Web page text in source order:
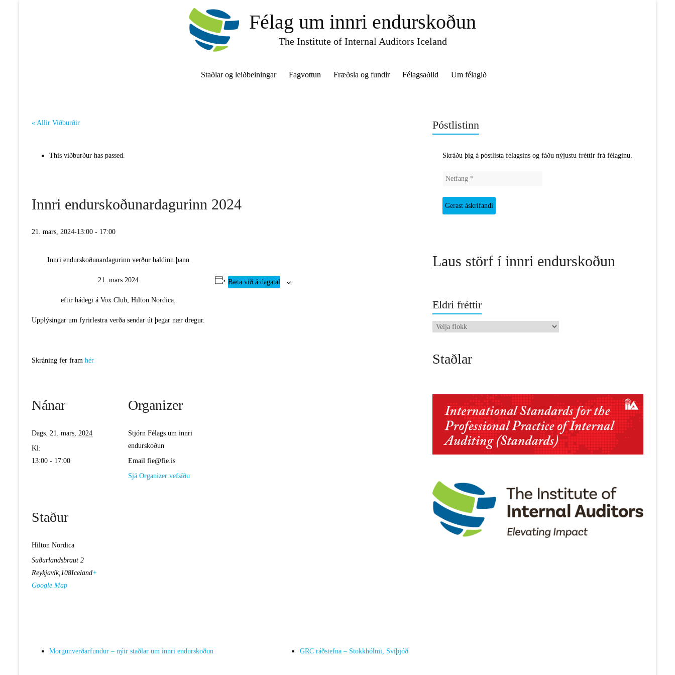
Félag um innri endurskoðun
The Institute of Internal Auditors Iceland
Staðlar og leiðbeiningar Fagvottun Fræðsla og fundir Félagsaðild Um félagið
« Allir Viðburðir
This viðburður has passed.
Innri endurskoðunardagurinn 2024
21. mars, 2024-13:00 - 17:00
Innri endurskoðunardagurinn verður haldinn þann
21. mars 2024
eftir hádegi á Vox Club, Hilton Nordica.
Upplýsingar um fyrirlestra verða sendar út þegar nær dregur.
Skráning fer fram hér
Bæta við á dagatal
Nánar
Dags. 21. mars, 2024
Kl:
13:00 - 17:00
Organizer
Stjórn Félags um innri
endurskoðun
Email fie@fie.is
Sjá Organizer vefsíðu
Staður
Hilton Nordica
Suðurlandsbraut 2
Reykjavík,108Iceland+
Google Map
Morgunverðarfundur – nýir staðlar um innri endurskoðun GRC ráðstefna – Stokkhólmi, Svíþjóð
Póstlistinn
Skráðu þig á póstlista félagsins og fáðu nýjustu fréttir frá félaginu.
Laus störf í innri endurskoðun
Eldri fréttir
Eldri
Staðlar